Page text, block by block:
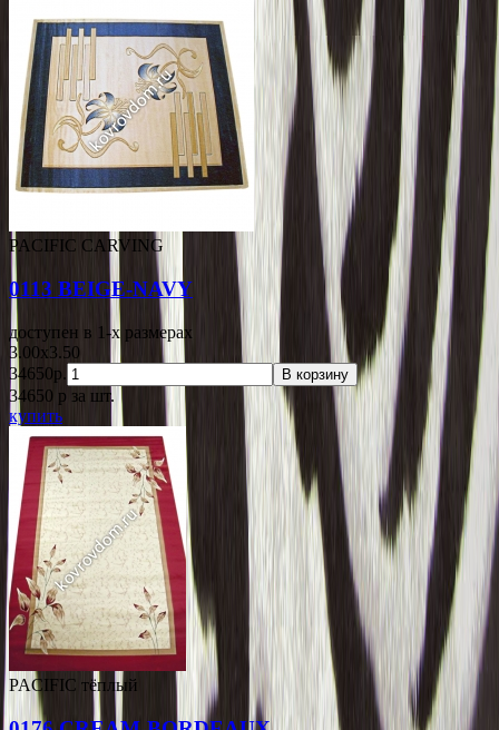
PACIFIC CARVING
0113 BEIGE-NAVY
доступен в 1-x размерах
3.00x3.50
34650р.
В корзину
34650 p за шт.
купить
PACIFIC тёплый